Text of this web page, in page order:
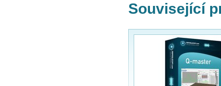
Související